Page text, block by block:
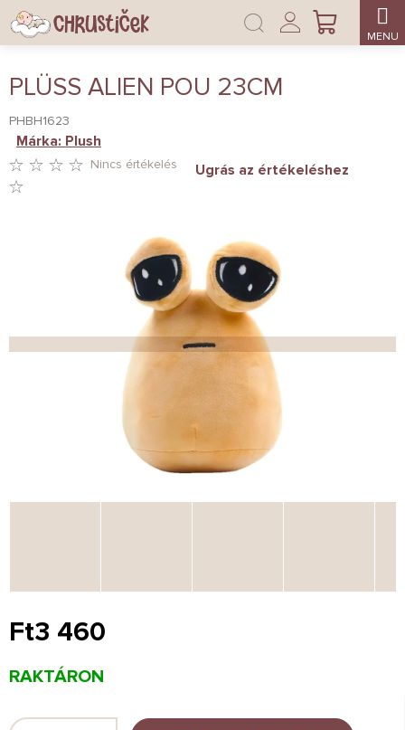
Ugrás
fő
KOSÁR
Bejelentkezés
PLÜSS ALIEN POU 23CM
PHBH1623
CSILLAG.
Nincs értékelés Ugrás az értékeléshez
Márka: Plush
Ft3 460
Egységár:
RAKTÁRON